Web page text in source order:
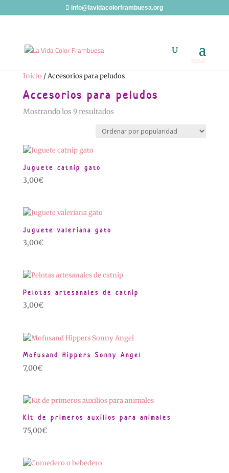
info@lavidacolorframbuesa.org
Inicio / Accesorios para peludos
Accesorios para peludos
Mostrando los 9 resultadosOrdenado
popularidad
Juguete catnip gato
3,00€
Juguete valeriana gato
3,00€
Pelotas artesanales de catnip
3,00€
Mofusand Hippers Sonny Angel
7,00€
Kit de primeros auxilios para animales
75,00€